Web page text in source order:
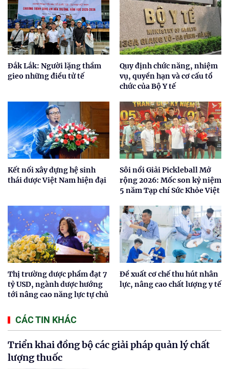
Đắk Lắk: Người lặng thầm
gieo những điều tử tế
Quy định chức năng, nhiệm
vụ, quyền hạn và cơ cấu tổ
chức của Bộ Y tế
Kết nối xây dựng hệ sinh
thái dược Việt Nam hiện đại
Sôi nổi Giải Pickleball Mở
rộng 2026: Mốc son kỷ niệm
5 năm Tạp chí Sức Khỏe Việt
Thị trường dược phẩm đạt 7
tỷ USD, ngành dược hướng
tới nâng cao năng lực tự chủ
Đề xuất cơ chế thu hút nhân
lực, nâng cao chất lượng y tế
CÁC TIN KHÁC
Triển khai đồng bộ các giải pháp quản lý chất
lượng thuốc